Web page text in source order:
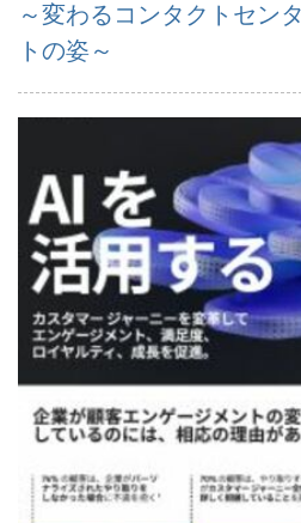
～変わるコンタクトセン
トの姿～